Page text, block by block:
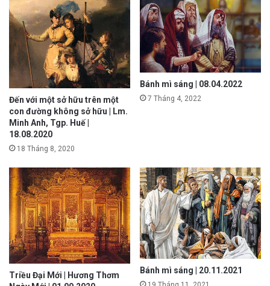
Đến với một sở hữu trên một
con đường không sở hữu | Lm.
Minh Anh, Tgp. Huế |
18.08.2020
18 Tháng 8, 2020
Bánh mì sáng | 08.04.2022
7 Tháng 4, 2022
Triều Đại Mới | Hương Thơm
Bánh mì sáng | 20.11.2021